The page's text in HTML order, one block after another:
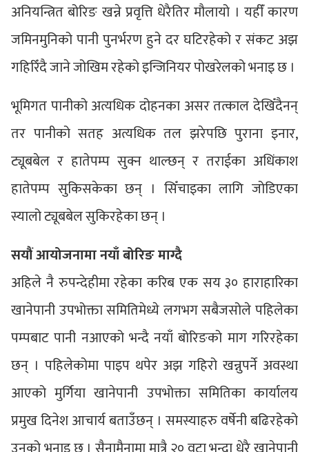
अनियन्त्रित बोरिङ खन्ने प्रवृत्ति धेरैतिर मौलायो । यहीँ कारण
जमिनमुनिको पानी पुनर्भरण हुने दर घटिरहेको र संकट अझ
गहिरिँदै जाने जोखिम रहेको इन्जिनियर पोखरेलको भनाइ छ ।
भूमिगत पानीको अत्यधिक दोहनका असर तत्काल देखिँदैनन्
तर पानीको सतह अत्यधिक तल झरेपछि पुराना इनार,
ट्यूबबेल र हातेपम्प सुक्न थाल्छन् र तराईका अधिंकाश
हातेपम्प सुकिसकेका छन् । सिँचाइका लागि जोडिएका
स्यालो ट्यूबबेल सुकिरहेका छन् ।
सयौं आयोजनामा नयाँ बोरिङ माग्दै
अहिले नै रुपन्देहीमा रहेका करिब एक सय ३० हाराहारिका
खानेपानी उपभोक्ता समितिमेध्ये लगभग सबैजसोले पहिलेका
पम्पबाट पानी नआएको भन्दै नयाँ बोरिङको माग गरिरहेका
छन् । पहिलेकोमा पाइप थपेर अझ गहिरो खन्नुपर्ने अवस्था
आएको मुर्गिया खानेपानी उपभोक्ता समितिका कार्यालय
प्रमुख दिनेश आचार्य बताउँछन् । समस्याहरु वर्षेनी बढिरहेको